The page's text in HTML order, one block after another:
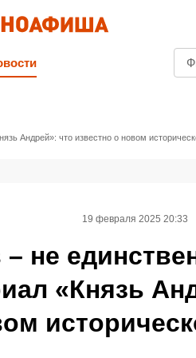
Андрей»: что известно о новом
не
«Князь
19 февраля 2025 20:33